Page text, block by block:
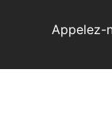
Appelez-